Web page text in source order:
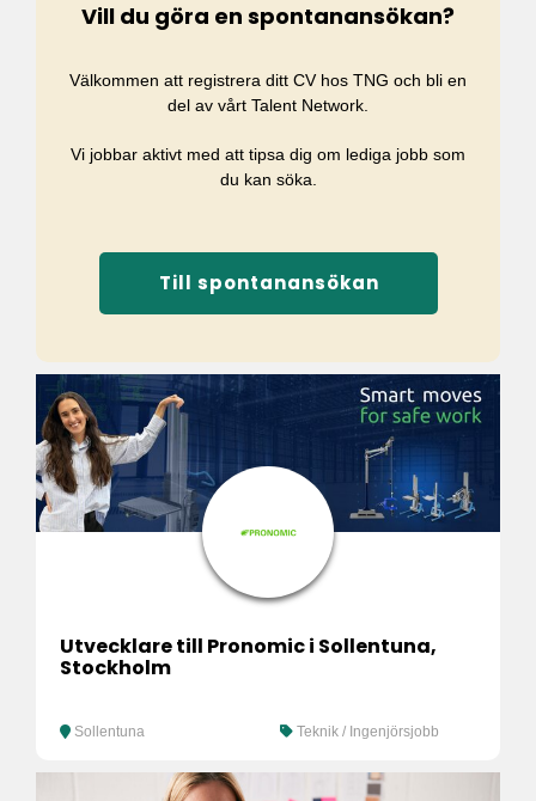
Vill du göra en spontanansökan?
Välkommen att registrera ditt CV hos TNG och bli en
del av vårt Talent Network.
Vi jobbar aktivt med att tipsa dig om lediga jobb som
du kan söka.
Till spontanansökan
Utvecklare till Pronomic i Sollentuna,
Stockholm
Sollentuna Teknik / Ingenjörsjobb